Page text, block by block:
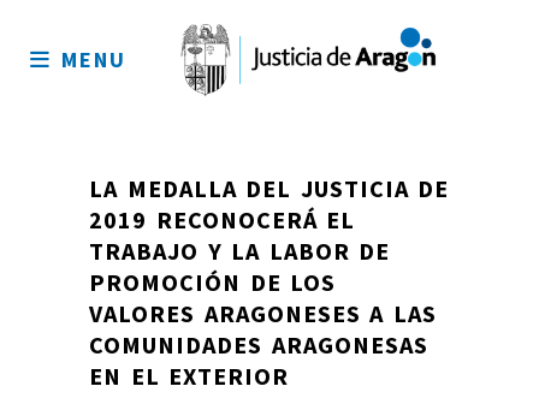
sitio
MENU
LA MEDALLA DEL JUSTICIA DE
2019 RECONOCERÁ EL
TRABAJO Y LA LABOR DE
PROMOCIÓN DE LOS
VALORES ARAGONESES A LAS
COMUNIDADES ARAGONESAS
EN EL EXTERIOR